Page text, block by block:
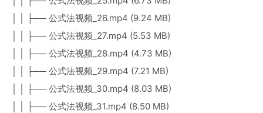
│ │ ├── 公式法视频_26.mp4 (9.24 MB)
│ │ ├── 公式法视频_27.mp4 (5.53 MB)
│ │ ├── 公式法视频_28.mp4 (4.73 MB)
│ │ ├── 公式法视频_29.mp4 (7.21 MB)
│ │ ├── 公式法视频_30.mp4 (8.03 MB)
│ │ ├── 公式法视频_31.mp4 (8.50 MB)